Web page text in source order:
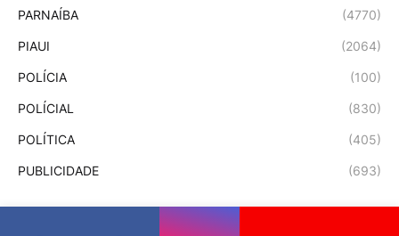
PARNAÍBA (4770)
PIAUI (2064)
POLÍCIA (100)
POLÍCIAL (830)
POLÍTICA (405)
PUBLICIDADE (693)